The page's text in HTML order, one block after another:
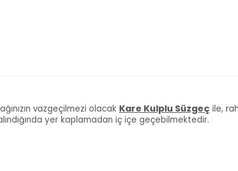
vazgeçilmezi olacak Kare Kulplu Süzgeç ile, r
yer kaplamadan iç içe geçebilmektedir.